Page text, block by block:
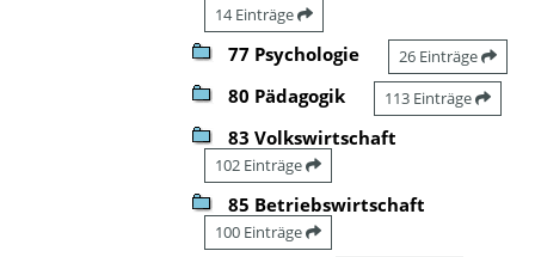
14 Einträge
77 Psychologie 26 Einträge
80 Pädagogik 113 Einträge
83 Volkswirtschaft
102 Einträge
85 Betriebswirtschaft
100 Einträge